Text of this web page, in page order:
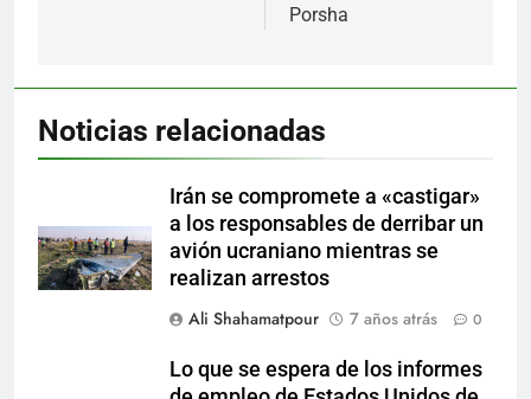
Porsha
Noticias relacionadas
Irán se compromete a «castigar»
a los responsables de derribar un
avión ucraniano mientras se
realizan arrestos
Ali Shahamatpour
7 años atrás 0
Lo que se espera de los informes